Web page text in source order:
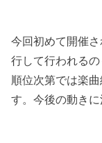
今回初めて開催
行して行われる
順位次第では楽
す。今後の動きに